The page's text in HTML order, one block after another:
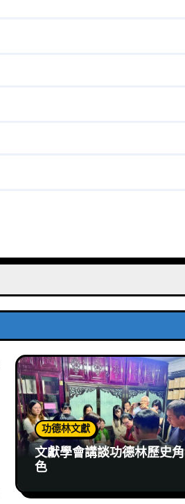
功德林文獻
文獻學會講談功德林歷史角
色